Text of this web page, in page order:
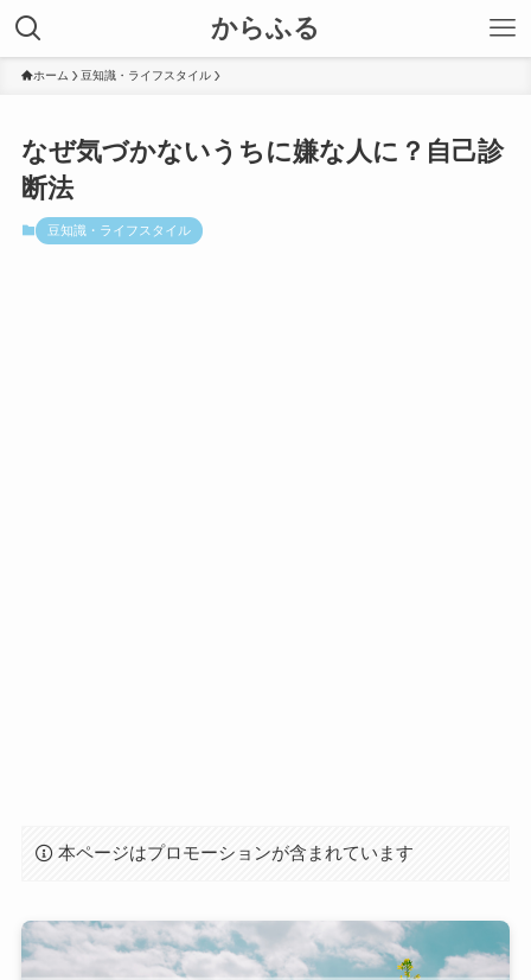
からふる
ホーム 豆知識・ライフスタイル
なぜ気づかないうちに嫌な人に？自己診
断法
豆知識・ライフスタイル
本ページはプロモーションが含まれています